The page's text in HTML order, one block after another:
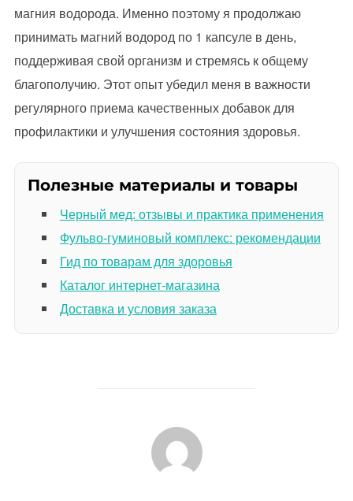
магния водорода. Именно поэтому я продолжаю
принимать магний водород по 1 капсуле в день,
поддерживая свой организм и стремясь к общему
благополучию. Этот опыт убедил меня в важности
регулярного приема качественных добавок для
профилактики и улучшения состояния здоровья.
Полезные материалы и товары
Черный мед: отзывы и практика применения
Фульво-гуминовый комплекс: рекомендации
Гид по товарам для здоровья
Каталог интернет-магазина
Доставка и условия заказа
АВТОР ЗАПИСИ